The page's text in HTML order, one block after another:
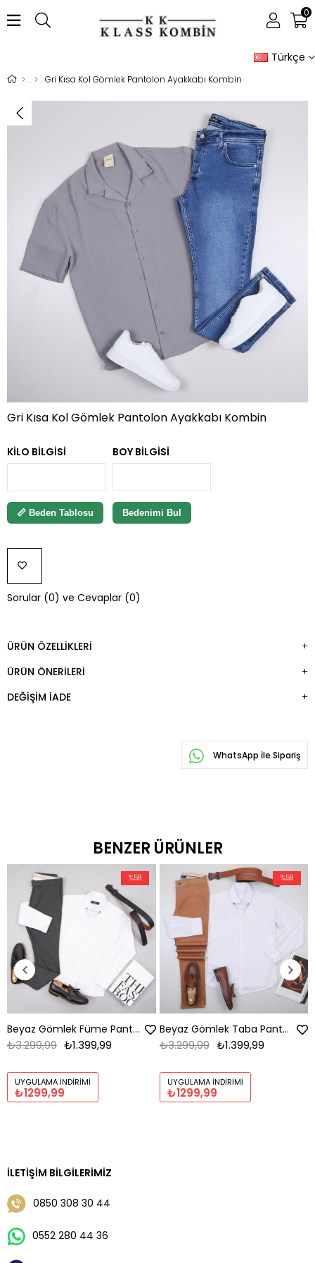
Türkçe
0
Gri Kısa Kol Gömlek Pantolon Ayakkabı Kombin
Gri Kısa Kol Gömlek Pantolon Ayakkabı Kombin
KILO BILGISI BOY BILGISI
📏 Beden Tablosu Bedenimi Bul
FAVORILERE
EKLE
Sorular (0) ve Cevaplar (0)
ÜRÜN ÖZELLIKLERI
ÜRÜN ÖNERILERI
DEĞIŞIM İADE
WhatsApp İle Sipariş
BENZER ÜRÜNLER
Beyaz Gömlek Füme Pantolon Ayakkabı Kombin
₺1.399,99
₺3.299,99
UYGULAMA İNDIRIMI
₺1299,99
%58
Beyaz Gömlek Taba Pantolon Ayakkabı Kombin
₺1.399,99
₺3.299,99
UYGULAMA İNDIRIMI
₺1299,99
%58
İLETIŞIM BILGILERIMIZ
0850 308 30 44
0552 280 44 36